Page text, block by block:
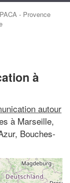
PACA - Provence
à
autour
à Marseille,
Bouches-